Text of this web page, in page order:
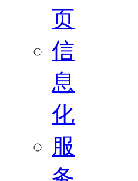
页
信
息
化
服